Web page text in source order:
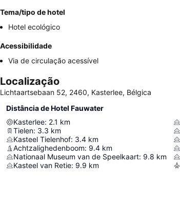
Tema/tipo de hotel
Hotel ecológico
Acessibilidade
Via de circulação acessível
Localização
Lichtaartsebaan 52, 2460, Kasterlee, Bélgica
Distância de Hotel Fauwater
Kasterlee: 2.1 km
Tielen: 3.3 km
Kasteel Tielenhof: 3.4 km
Achtzalighedenboom: 9.4 km
Nationaal Museum van de Speelkaart: 9.8 km
Kasteel van Retie: 9.9 km